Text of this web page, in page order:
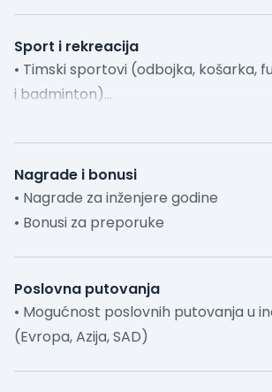
Sport i rekreacija
• Timski sportovi (odbojka, košarka,
i badminton)
Nagrade i bonusi
• Nagrade za inženjere godine
• Bonusi za preporuke
Poslovna putovanja
• Mogućnost poslovnih putovanja u
(Evropa, Azija, SAD)